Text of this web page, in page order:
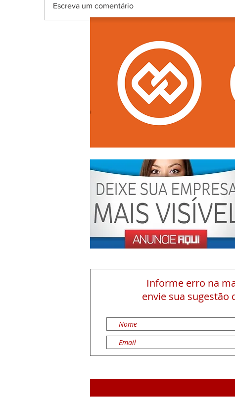
Escreva um comentário
Informe erro na
envie sua sugestão